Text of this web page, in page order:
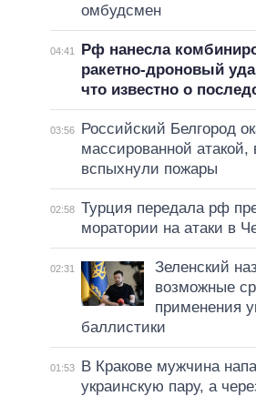
омбудсмен
04:41
Рф нанесла
ракетно-дроновый
что известно о
03:56
Российский Белгород
массированной атакой,
вспыхнули пожары
02:58 Турция передала рф
моратории на атаки в
02:31
Зеленский
возможные
применения
баллистики
01:53
В Кракове мужчина
украинскую пару, а